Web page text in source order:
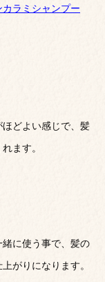
カラミシャンプー
ほどよい感じで、髪
ます。
緒に使う事で、髪の
がりになります。